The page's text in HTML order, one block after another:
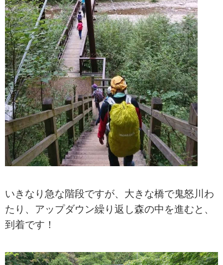
いきなり急な階段ですが、大きな橋で鬼怒川わ
たり、アップダウン繰り返し森の中を進むと、
到着です！